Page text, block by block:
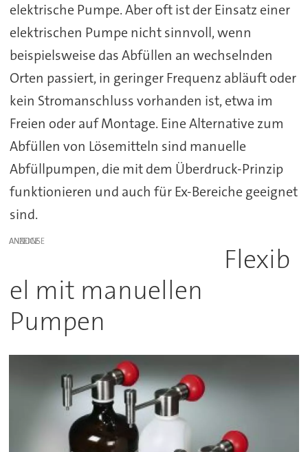
elektrische Pumpe. Aber oft ist der Einsatz einer
elektrischen Pumpe nicht sinnvoll, wenn
beispielsweise das Abfüllen an wechselnden
Orten passiert, in geringer Frequenz abläuft oder
kein Stromanschluss vorhanden ist, etwa im
Freien oder auf Montage. Eine Alternative zum
Abfüllen von Lösemitteln sind manuelle
Abfüllpumpen, die mit dem Überdruck-Prinzip
funktionieren und auch für Ex-Bereiche geeignet
sind.
ANZEIGE
Flexib
el mit manuellen
Pumpen